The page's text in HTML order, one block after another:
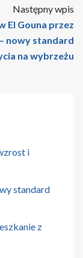
Następny wpis
El Gouna przez
nowy standard
na wybrzeżu
i
standard
z